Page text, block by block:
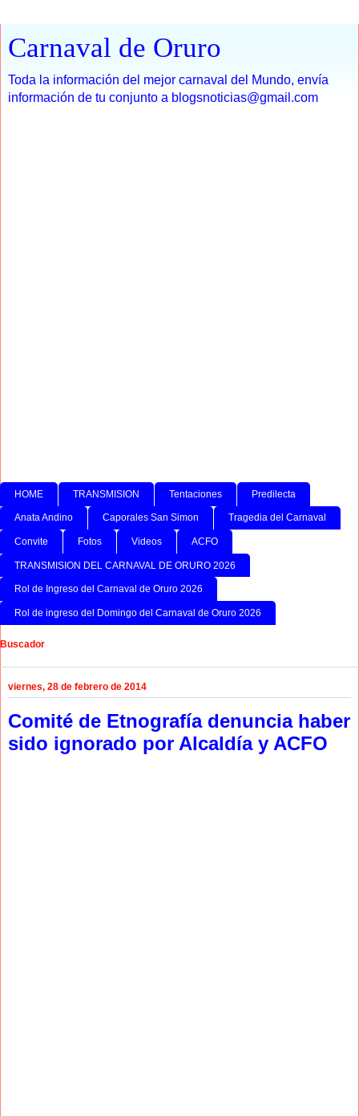
Carnaval de Oruro
Toda la información del mejor carnaval del Mundo, envía
información de tu conjunto a blogsnoticias@gmail.com
HOME TRANSMISION Tentaciones Predilecta
Anata Andino Caporales San Simon Tragedia del Carnaval
Convite Fotos Videos ACFO
TRANSMISION DEL CARNAVAL DE ORURO 2026
Rol de Ingreso del Carnaval de Oruro 2026
Rol de ingreso del Domingo del Carnaval de Oruro 2026
Buscador
viernes, 28 de febrero de 2014
Comité de Etnografía denuncia haber
sido ignorado por Alcaldía y ACFO